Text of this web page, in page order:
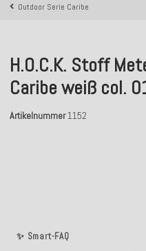
Kostenloser Versand
Outdoor Serie Caribe
✨ Smart-FAQ
H.O.C.K. Stoff
Caribe weiß col.
Artikelnummer1152